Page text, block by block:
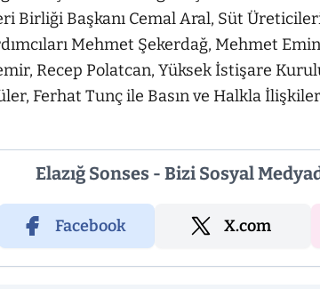
Birliği Başkanı Cemal Aral, Süt
Mehmet Şekerdağ, Mehmet
Recep Polatcan, Yüksek İstişare
Ferhat Tunç ile Basın ve Halkla
Elazığ Sonses - Bizi Sosyal
Facebook X.com